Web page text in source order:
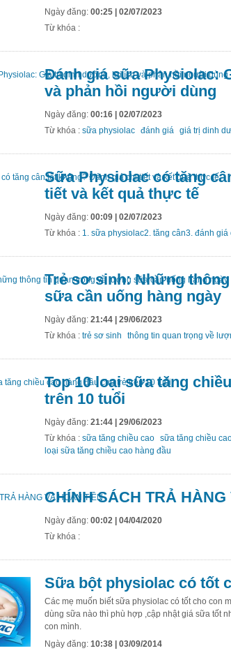
Ngày đăng: 00:25 | 02/07/2023
Từ khóa :
Đánh giá sữa Physiolac:
và phản hồi người dùng
Ngày đăng: 00:16 | 02/07/2023
Từ khóa : sữa physiolac đánh giá giá trị dinh
Sữa Physiolac có tăng
tiết và kết quả thực tế
Ngày đăng: 00:09 | 02/07/2023
Từ khóa : 1. sữa physiolac2. tăng cân3. đánh giá
Trẻ sơ sinh: Những
sữa cần uống hàng ngày
Ngày đăng: 21:44 | 29/06/2023
Từ khóa : trẻ sơ sinh thông tin quan trọng về
Top 10 loại sữa tăng
trên 10 tuổi
Ngày đăng: 21:44 | 29/06/2023
Từ khóa : sữa tăng chiều cao sữa tăng chiều
loại sữa tăng chiều cao hàng đầu
CHÍNH SÁCH TRẢ
Ngày đăng: 00:02 | 04/04/2020
Từ khóa :
Sữa bột physiolac có tốt
Các mẹ muốn biết sữa physiolac có tốt cho con
dùng sữa nào thì phù hợp ,cập nhật giá sữa tốt
con mình.
Ngày đăng: 10:38 | 03/09/2014